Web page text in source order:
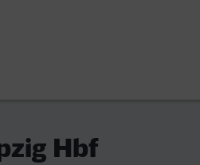
Hbf